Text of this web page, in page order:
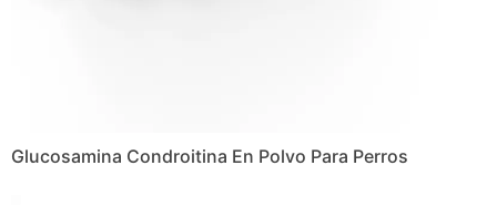
Glucosamina Condroitina En Polvo Para Perros